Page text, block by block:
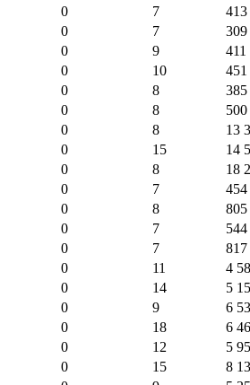
0 7
413
0 7
309
0 9
411
0 10
451
0 8
385
0 8
500
0 8
13
0 15
14
0 8
18
0 7
454
0 8
805
0 7
544
0 7
817
0 11
4
0 14
5
0 9
6
0 18
6
0 12
5
0 15
8